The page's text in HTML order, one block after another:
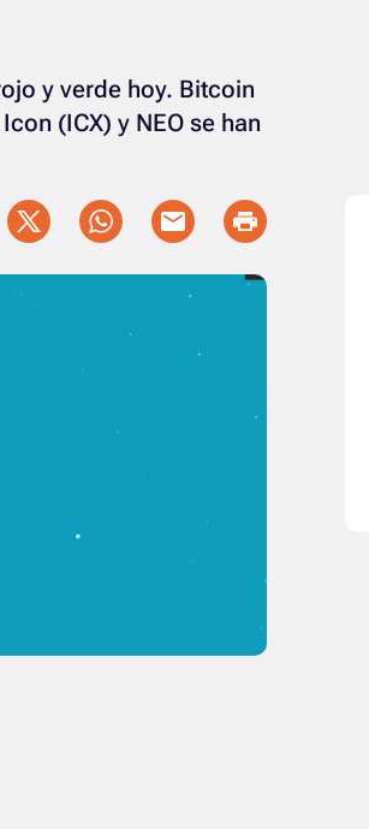
y verde hoy. Bitcoin
(ICX) y NEO se han